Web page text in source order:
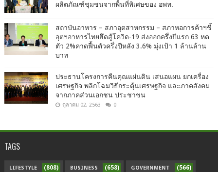
ผลิตภัณฑ์ชุมชนจากพื้นที่พิเศษของ อพท.
สถาบันอาหาร – สภาอุตสาหกรรม – สภาหอการค้าฯชี้
อุตฯอาหารไทยฮึดสู้โควิด-19 ส่งออกครึ่งปีแรก 63 หด
ตัว 2%คาดฟื้นตัวครึ่งปีหลัง 3.6% มุ่งเป้า 1 ล้านล้าน
บาท
ประธานโครงการคืนคุณแผ่นดิน เสนอแผน ยกเครื่อง
เศรษฐกิจ พลิกโฉมวิธีกระตุ้นเศรษฐกิจ และภาคสังคม
จากภาคส่วนเอกชน ประชาชน
ตุลาคม 02, 2563 0
TAGS
LIFESTYLE (808) BUSINESS (658) GOVERNMENT (566)